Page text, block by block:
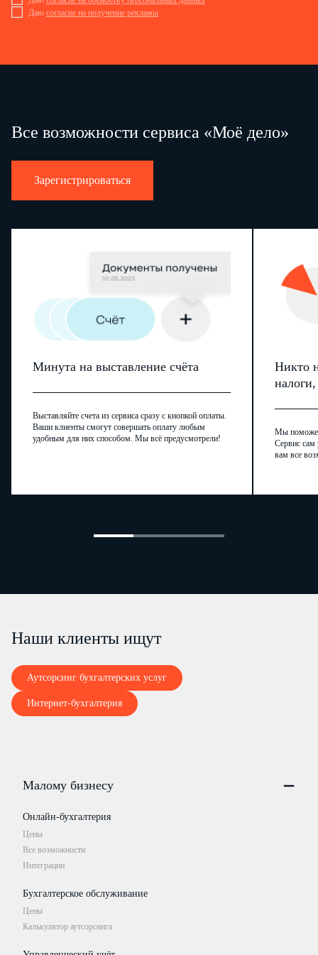
Даю согласие на получение рекламы
Все возможности сервиса «Моё дело»
Зарегистрироваться
Минута на выставление счёта
Выставляйте счета из сервиса сразу с кнопкой оплаты.
Ваши клиенты смогут совершать оплату любым
удобным для них способом. Мы всё предусмотрели!
Никто
Мы
Сервис сам
вам все
Наши клиенты ищут
Аутсорсинг бухгалтерских услуг
Интернет-бухгалтерия
Малому бизнесу
Онлайн-бухгалтерия
Цены
Все возможности
Интеграции
Бухгалтерское обслуживание
Цены
Калькулятор аутсорсинга